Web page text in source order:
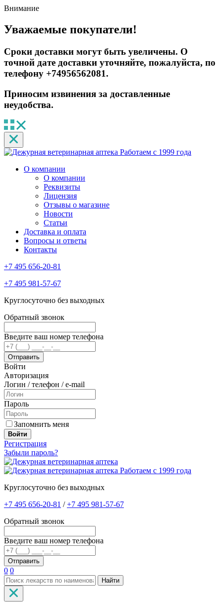
Внимание
Уважаемые покупатели!
Сроки доставки могут быть увеличены. О
точной дате доставки уточняйте, пожалуйста, по
телефону +74956562081.
Приносим извинения за доставленные
неудобства.
Работаем с 1999 года
О компании
О компании
Реквизиты
Лицензия
Отзывы о магазине
Новости
Статьи
Доставка и оплата
Вопросы и ответы
Контакты
+7 495 656-20-81
+7 495 981-57-67
Круглосуточно без выходных
Обратный звонок
Введите ваш номер телефона
Войти
Авторизация
Логин / телефон / e-mail
Пароль
Запомнить меня
Войти
Регистрация
Забыли пароль?
Работаем с 1999 года
Круглосуточно без выходных
+7 495 656-20-81 /+7 495 981-57-67
Обратный звонок
Введите ваш номер телефона
0 0
Найти